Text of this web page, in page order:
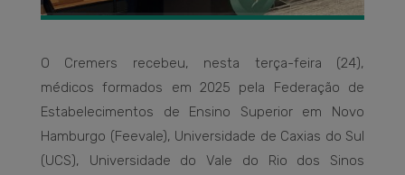
O Cremers recebeu, nesta terça-feira (24),
médicos formados em 2025 pela Federação de
Estabelecimentos de Ensino Superior em Novo
Hamburgo (Feevale), Universidade de Caxias do Sul
(UCS), Universidade do Vale do Rio dos Sinos